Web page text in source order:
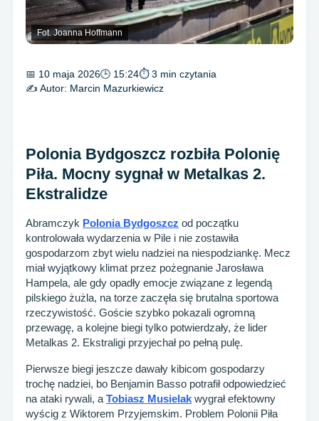
Fot. Joanna Hoffmann
📅 10 maja 2026🕒 15:24⏱ 3 min czytania
✍️ Autor: Marcin Mazurkiewicz
Polonia Bydgoszcz rozbiła Polonię
Piła. Mocny sygnał w Metalkas 2.
Ekstralidze
Abramczyk Polonia Bydgoszcz od początku
kontrolowała wydarzenia w Pile i nie zostawiła
gospodarzom zbyt wielu nadziei na niespodziankę. Mecz
miał wyjątkowy klimat przez pożegnanie Jarosława
Hampela, ale gdy opadły emocje związane z legendą
pilskiego żużla, na torze zaczęła się brutalna sportowa
rzeczywistość. Goście szybko pokazali ogromną
przewagę, a kolejne biegi tylko potwierdzały, że lider
Metalkas 2. Ekstraligi przyjechał po pełną pulę.
Pierwsze biegi jeszcze dawały kibicom gospodarzy
trochę nadziei, bo Benjamin Basso potrafił odpowiedzieć
na ataki rywali, a Tobiasz Musielak wygrał efektowny
wyścig z Wiktorem Przyjemskim. Problem Polonii Piła